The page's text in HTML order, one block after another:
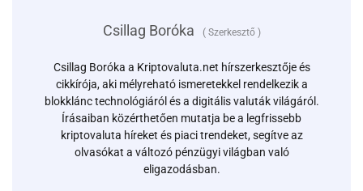
Csillag Boróka (Szerkesztő )
Csillag Boróka a Kriptovaluta.net hírszerkesztője és
cikkírója, aki mélyreható ismeretekkel rendelkezik a
blokklánc technológiáról és a digitális valuták világáról.
Írásaiban közérthetően mutatja be a legfrissebb
kriptovaluta híreket és piaci trendeket, segítve az
olvasókat a változó pénzügyi világban való
eligazodásban.